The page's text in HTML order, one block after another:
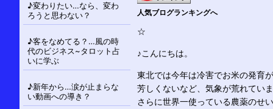
人気ブログランキングへ
☆
♪こんにちは。
東北では今年は冷害でお米の発育が
芳しくないなど、気象が荒れていま
さらに世界一使っている農薬のせ
♪変わりたい…なら、変わ
ろうと思わない？
♪客をなめてる？…風の時
代のビジネス~タロット占
いに学ぶ
♪新年から…涙が止まらな
い動画への導き？